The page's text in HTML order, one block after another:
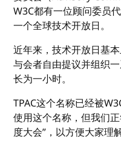
W3C都有一位顾问委员
一个全球技术开放日。
近年来，技术开放日基
与会者自由提议并组织
长为一小时。
TPAC这个名称已经被
使用这个名称，但我们
度大会”，以方便大家理解